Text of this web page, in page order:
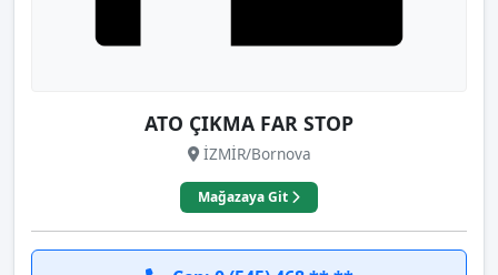
ATO ÇIKMA FAR STOP
İZMİR/Bornova
Mağazaya Git